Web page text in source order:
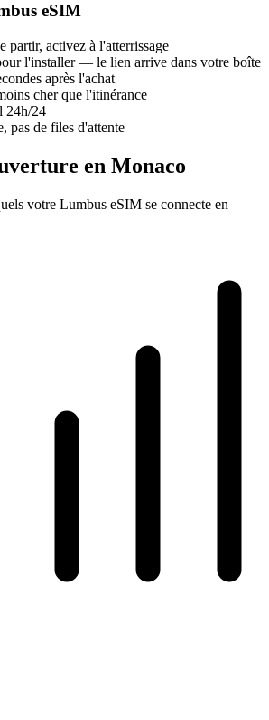
eSIM
partir, activez à l'atterrissage
l'installer — le lien arrive dans votre boîte
après l'achat
cher que l'itinérance
24h/24
pas de files d'attente
en Monaco
votre Lumbus eSIM se connecte en